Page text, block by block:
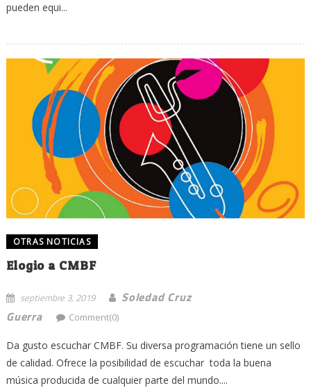
pueden equi...
OTRAS NOTICIAS
Elogio a CMBF
septiembre 3, 2019
Soledad Cruz
Guerra
Comment(0)
Da gusto escuchar CMBF. Su diversa programación tiene un sello
de calidad. Ofrece la posibilidad de escuchar toda la buena
música producida de cualquier parte del mundo....